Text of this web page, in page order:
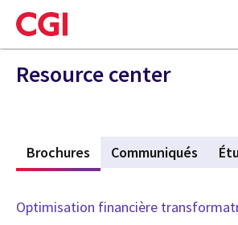
Skip
to
main
content
Resource center
Brochures (active tab)
Communiqués
Optimisation financière